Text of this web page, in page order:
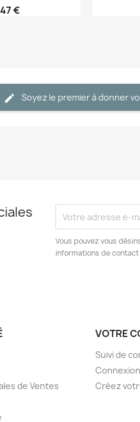
€
Soyez le premier à donner
Vous pouvez vous
informations de
de Ventes
VOTRE
Suivi de
Connexion
Créez